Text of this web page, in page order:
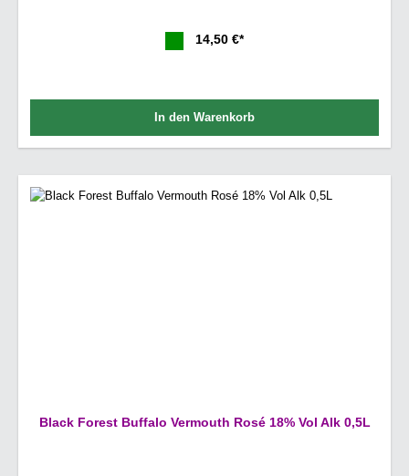
14,50 €*
In den Warenkorb
Black Forest Buffalo Vermouth Rosé 18% Vol Alk 0,5L